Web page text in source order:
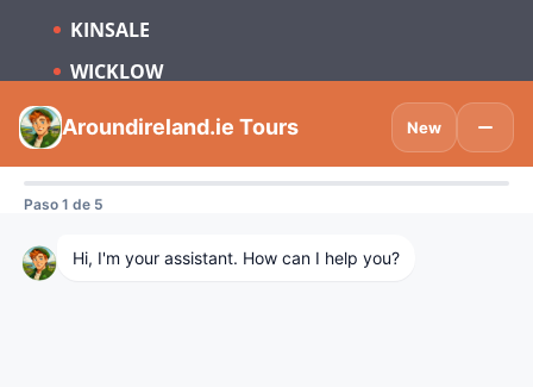
KINSALE
WICKLOW
Suscríbete para estar al día sobre
Turismo en Irlanda y España.